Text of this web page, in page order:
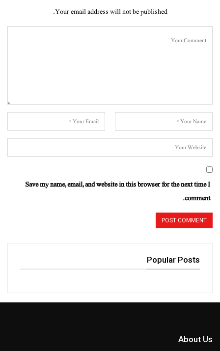
Your email address will not be published.
Save my name, email, and website in this browser for the next time I
comment.
Popular Posts
About Us